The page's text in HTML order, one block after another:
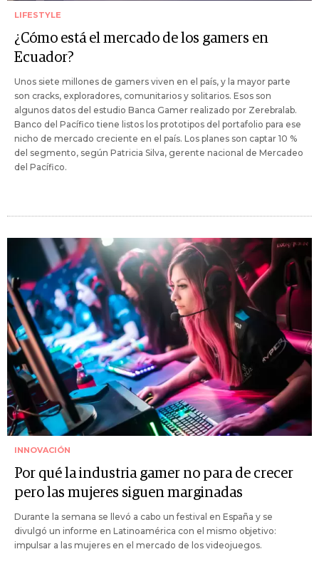
LIFESTYLE
¿Cómo está el mercado de los gamers en
Ecuador?
Unos siete millones de gamers viven en el país, y la mayor parte
son cracks, exploradores, comunitarios y solitarios. Esos son
algunos datos del estudio Banca Gamer realizado por Zerebralab.
Banco del Pacífico tiene listos los prototipos del portafolio para ese
nicho de mercado creciente en el país. Los planes son captar 10 %
del segmento, según Patricia Silva, gerente nacional de Mercadeo
del Pacífico.
INNOVACIÓN
Por qué la industria gamer no para de crecer
pero las mujeres siguen marginadas
Durante la semana se llevó a cabo un festival en España y se
divulgó un informe en Latinoamérica con el mismo objetivo:
impulsar a las mujeres en el mercado de los videojuegos.